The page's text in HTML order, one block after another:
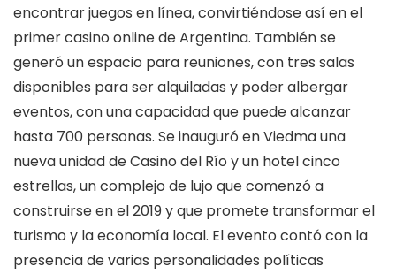
encontrar juegos en línea, convirtiéndose así en el
primer casino online de Argentina. También se
generó un espacio para reuniones, con tres salas
disponibles para ser alquiladas y poder albergar
eventos, con una capacidad que puede alcanzar
hasta 700 personas. Se inauguró en Viedma una
nueva unidad de Casino del Río y un hotel cinco
estrellas, un complejo de lujo que comenzó a
construirse en el 2019 y que promete transformar el
turismo y la economía local. El evento contó con la
presencia de varias personalidades políticas